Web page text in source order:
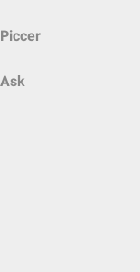
Piccer
Ask